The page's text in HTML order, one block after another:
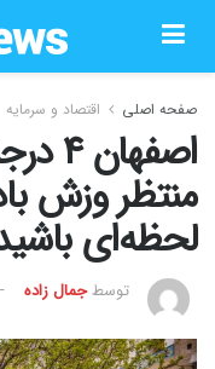
صفحه اصلی اقتصاد و سرمایه
منتظر وزش
لحظه‌ای
توسطجمال زاده